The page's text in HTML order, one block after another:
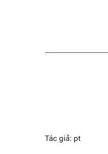
Tác giả: pt